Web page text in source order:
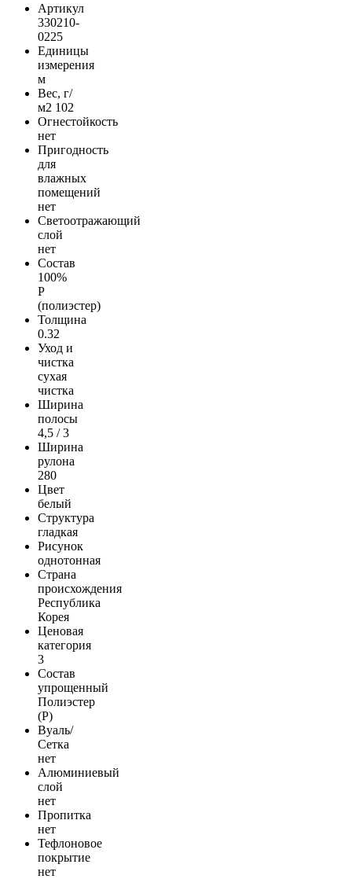
Артикул
330210-
0225
Единицы
измерения
м
Вес, г/
м2 102
Огнестойкость
нет
Пригодность
для
влажных
помещений
нет
Светоотражающий
слой
нет
Состав
100%
Р
(полиэстер)
Толщина
0.32
Уход и
чистка
сухая
чистка
Ширина
полосы
4,5 / 3
Ширина
рулона
280
Цвет
белый
Структура
гладкая
Рисунок
однотонная
Страна
происхождения
Республика
Корея
Ценовая
категория
3
Состав
упрощенный
Полиэстер
(Р)
Вуаль/
Сетка
нет
Алюминиевый
слой
нет
Пропитка
нет
Тефлоновое
покрытие
нет